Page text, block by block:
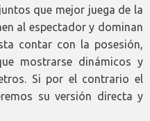
que mejor juega de la
al espectador y dominan
contar con la posesión,
mostrarse dinámicos y
Si por el contrario el
su versión directa y